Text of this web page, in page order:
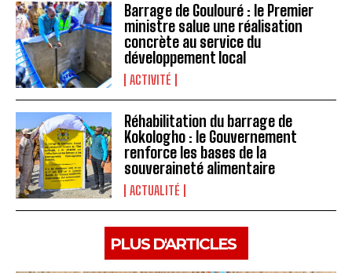
Barrage de Goulouré : le Premier
ministre salue une réalisation
concrète au service du
développement local
ACTIVITÉ
Réhabilitation du barrage de
Kokologho : le Gouvernement
renforce les bases de la
souveraineté alimentaire ‎
ACTUALITÉ
PLUS D'ARTICLES